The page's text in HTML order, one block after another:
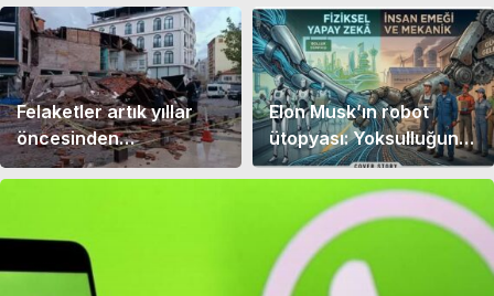
Felaketler artık yıllar
öncesinden
öngörülebilecek!
Elon Musk’ın robot
ütopyası: Yoksulluğun
sonu mu, insan
emeğinin iflası mı?